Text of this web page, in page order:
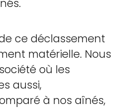
ce déclassement
matérielle. Nous
où les
aussi,
à nos aînés,